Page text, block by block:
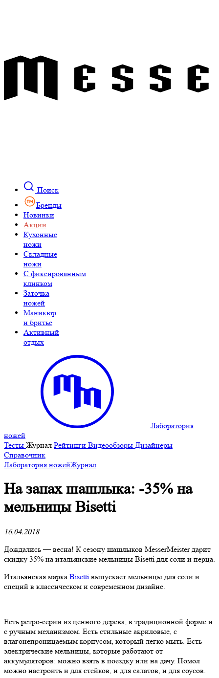
Поиск
Бренды
Новинки
Акции
Кухонные
ножи
Складные
ножи
C фиксированным
клинком
Заточка
ножей
Маникюр
и бритье
Активный
отдых
Лаборатория
ножей
Тесты Журнал Рейтинги Видеообзоры Дизайнеры
Справочник
Лаборатория ножейЖурнал
На запах шашлыка: -35% на
мельницы Bisetti
16.04.2018
Дождались — весна! К сезону шашлыков MesserMeister дарит
скидку 35% на итальянские мельницы Bisetti для соли и перца.
Итальянская марка Bisetti выпускает мельницы для соли и
специй в классическом и современном дизайне.
Есть ретро-серии из ценного дерева, в традиционной форме и
с ручным механизмом. Есть стильные акриловые, с
влагонепроницаемым корпусом, который легко мыть. Есть
электрические мельницы, которые работают от
аккумуляторов: можно взять в поездку или на дачу. Помол
можно настроить и для стейков, и для салатов, и для соусов.